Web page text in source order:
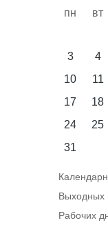
пн вт
3
4
10
11
17
18
24
25
31
Выходных
Рабочих